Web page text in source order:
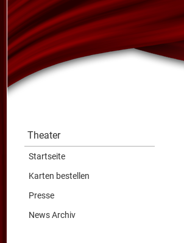
Theater
Startseite
Karten bestellen
Presse
News Archiv